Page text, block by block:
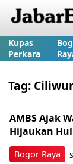
Kupas
Perkara
Tag:
Bogor Raya
AMBS Ajak
Hijaukan